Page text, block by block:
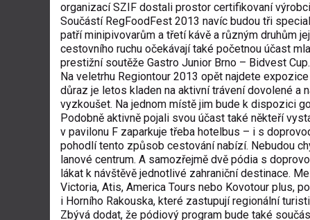
organizací SZIF dostali prostor certifikovaní
Součástí RegFoodFest 2013 navíc budou tři
patří minipivovarům a třetí kávě a různým druhům
cestovního ruchu očekávají také početnou účast
prestižní soutěže Gastro Junior Brno – Bidvest Cup.
Na veletrhu Regiontour 2013 opět najdete
důraz je letos kladen na aktivní trávení dovolené a
vyzkoušet. Na jednom místě jim bude k dispozici
Podobně aktivně pojali svou účast také někteří
v pavilonu F zaparkuje třeba hotelbus – i s
pohodlí tento způsob cestování nabízí. Nebudou
lanové centrum. A samozřejmě dvě pódia s
lákat k návštěvě jednotlivé zahraniční destinace.
Victoria, Atis, America Tours nebo Kovotour plus,
i Horního Rakouska, které zastupují regionální
Zbývá dodat, že pódiový program bude také